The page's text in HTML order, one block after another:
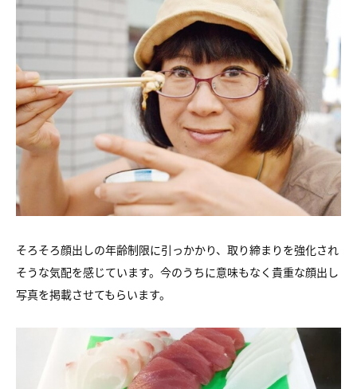
そろそろ顔出しの年齢制限に引っかかり、取り締まりを強化され
そうな気配を感じています。今のうちに意味もなく貴重な顔出し
写真を掲載させてもらいます。